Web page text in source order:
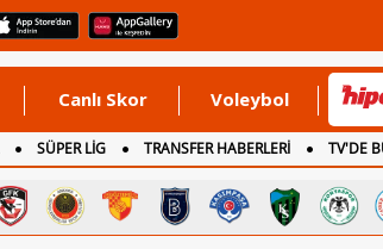
Canlı Skor Voleybol
SÜPER LİG TRANSFER HABERLERİ TV'DE